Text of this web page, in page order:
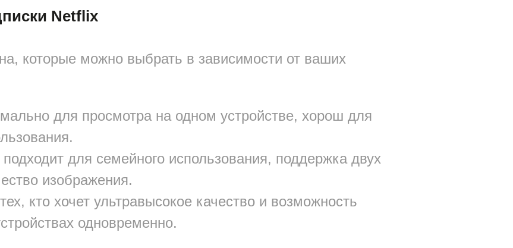
Netflix
которые можно выбрать в зависимости от ваших
для просмотра на одном устройстве, хорош для
подходит для семейного использования, поддержка двух
изображения.
кто хочет ультравысокое качество и возможность
одновременно.